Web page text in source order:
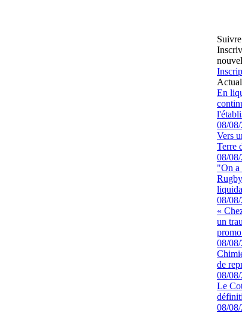
En
08/
Vers
Terre
08/
"On a
08/
«
un
08/
de
08/
Le
08/